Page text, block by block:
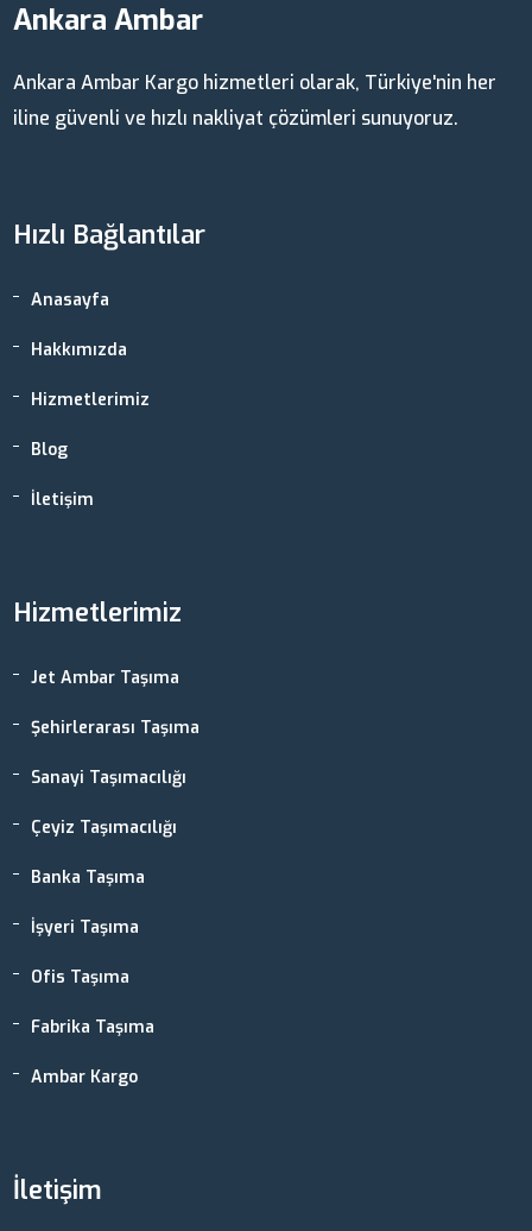
Ankara Ambar
Ankara Ambar Kargo hizmetleri olarak, Türkiye'nin her
iline güvenli ve hızlı nakliyat çözümleri sunuyoruz.
Hızlı Bağlantılar
Anasayfa
Hakkımızda
Hizmetlerimiz
Blog
İletişim
Hizmetlerimiz
Jet Ambar Taşıma
Şehirlerarası Taşıma
Sanayi Taşımacılığı
Çeyiz Taşımacılığı
Banka Taşıma
İşyeri Taşıma
Ofis Taşıma
Fabrika Taşıma
Ambar Kargo
İletişim